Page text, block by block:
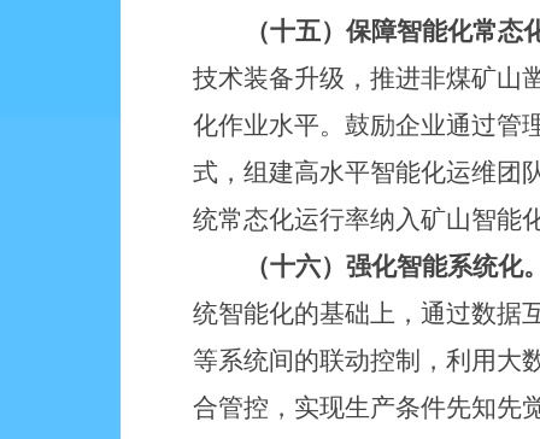
（十五）保障智能化常态
技术装备升级，推进非煤矿山
化作业水平。鼓励企业通过管
式，组建高水平智能化运维团
统常态化运行率纳入矿山智能
（十六）强化智能系统化
统智能化的基础上，通过数据
等系统间的联动控制，利用大
合管控，实现生产条件先知先